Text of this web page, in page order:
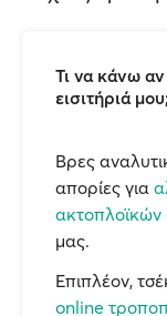
Τι να κάνω
εισιτήριά
Βρες
απορίες για
ακτοπλοϊκών
μας.
Επιπλέον,
online